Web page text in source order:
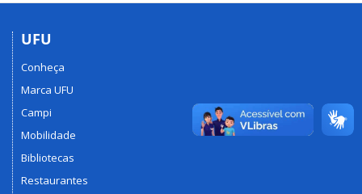
UFU
Conheça
Marca UFU
Campi
Mobilidade
Bibliotecas
Restaurantes